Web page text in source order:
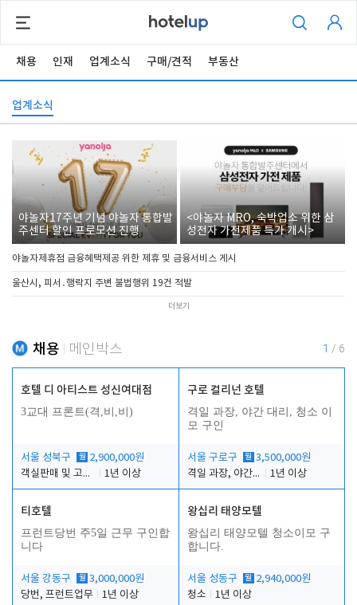
채용 인재 업계소식 구매/견적 부동산
업계소식
야놀자17주년 기념 야놀자 통합발
주센터 할인 프로모션 진행
<야놀자 MRO, 숙박업소 위한 삼
성전자 가전제품 특가 개시>
야놀자제휴점 금융혜택제공 위한 제휴 및 금융서비스 게시
울산시, 피서․행락지 주변 불법행위 19건 적발
더보기
채용 메인박스 1 / 6
호텔 디 아티스트 성신여대점
3교대 프론트(격,비,비)
서울 성북구 월 2,900,000원
객실판매 및 고객응대
1년 이상
구로 컬리넌 호텔
격일 과장, 야간 대리, 청소 이
모 구인
서울 구로구 월 3,500,000원
격일 과장, 야간 대리, 청소 이모
1년 이상
티호텔
프런트당번 주5일 근무 구인합
니다
서울 강동구 월 3,000,000원
당번, 프런트업무
1년 이상
왕십리 태양모텔
왕십리 태양모텔 청소이모 구
합니다.
서울 성동구 월 2,940,000원
청소
1년 이상